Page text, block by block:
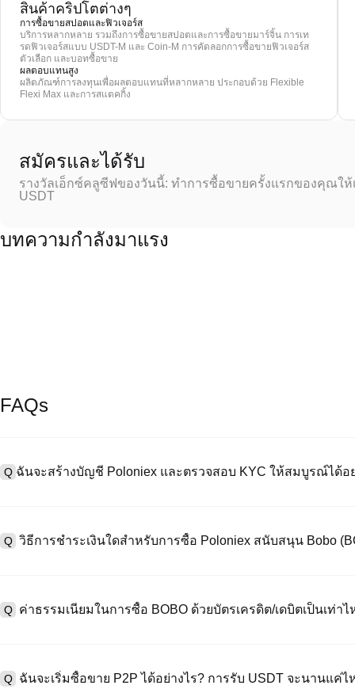
สินค้าคริปโตต่างๆ
การซื้อขายสปอตและฟิวเจอร์ส
บริการหลากหลาย รวมถึงการซื้อขายสปอตและการซื้อขายมาร์จิ้น การเท
รดฟิวเจอร์สแบบ USDT-M และ Coin-M การคัดลอกการซื้อขายฟิวเจอร์ส
ตัวเลือก และบอทซื้อขาย
ผลตอบแทนสูง
ผลิตภัณฑ์การลงทุนเพื่อผลตอบแทนที่หลากหลาย ประกอบด้วย Flexible
Flexi Max และการสแตคกิ้ง
สมัครและได้รับ
รางวัลเอ็กซ์คลูซีฟของวันนี้: ทำการซื้อขายครั้งแรกของคุณใ
USDT
บทความกำลังมาแรง
FAQs
Q ฉันจะสร้างบัญชี Poloniex และตรวจสอบ KYC ให้สมบูรณ์ได้อ
"ความปลอดภัย" อัปโหลดเอกสาร Id ที่ถูกต้องของคุณ และถ่ายเซลฟี่เ
Q วิธีการชำระเงินใดสำหรับการซื้อ Poloniex สนับสนุน Bobo
ซื้อขาย OTC สำหรับธุรกรรมขนาดใหญ่เกิน 100,000 USD พร้อมใบเสนอ
Q ค่าธรรมเนียมในการซื้อ BOBO ด้วยบัตรเครดิต/เดบิตเป็นเท่าไ
ธรรมเนียมการซื้อขายแบบสปอตมาตรฐาน (ต่ำถึง 0.05%) ใช้กับการซื้อขา
Q ฉันจะเริ่มซื้อขาย P2P ได้อย่างไร? การรับ USDT จะนานแค่ไ